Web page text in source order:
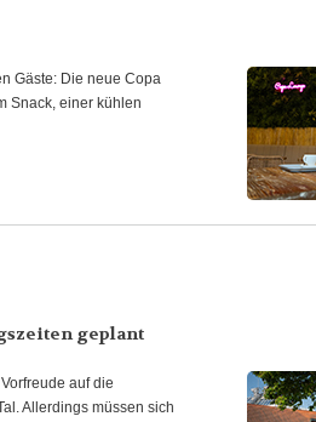
Gäste: Die neue Copa
Snack, einer kühlen
geplant
auf die
Allerdings müssen sich